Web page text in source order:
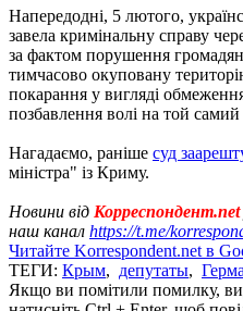
Напередодні, 5 лютого,
завела кримінальну справу
за фактом порушення
тимчасово окуповану
покарання у вигляді
позбавлення волі на той самий
Нагадаємо, раніше суд
міністра" із Криму.
Новини від Корреспондент.net
наш канал https://t.me/
Читайте Korrespondent.net в
ТЕГИ: Крым, депутаты,
Якщо ви помітили помилку,